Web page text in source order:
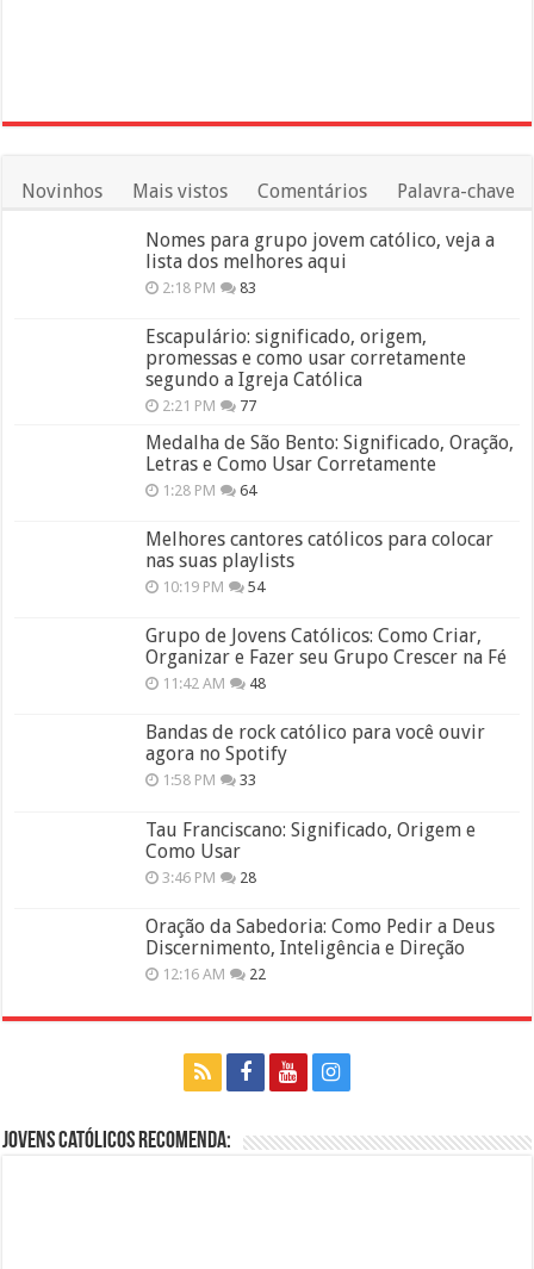
Novinhos Mais vistos Comentários Palavra-chave
Nomes para grupo jovem católico, veja a
lista dos melhores aqui
2:18 PM 83
Escapulário: significado, origem,
promessas e como usar corretamente
segundo a Igreja Católica
2:21 PM 77
Medalha de São Bento: Significado, Oração,
Letras e Como Usar Corretamente
1:28 PM 64
Melhores cantores católicos para colocar
nas suas playlists
10:19 PM 54
Grupo de Jovens Católicos: Como Criar,
Organizar e Fazer seu Grupo Crescer na Fé
11:42 AM 48
Bandas de rock católico para você ouvir
agora no Spotify
1:58 PM 33
Tau Franciscano: Significado, Origem e
Como Usar
3:46 PM 28
Oração da Sabedoria: Como Pedir a Deus
Discernimento, Inteligência e Direção
12:16 AM 22
Jovens Católicos Recomenda: